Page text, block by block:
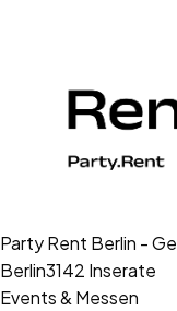
Party Rent Berlin -
Berlin3142 Inserate
Events & Messen